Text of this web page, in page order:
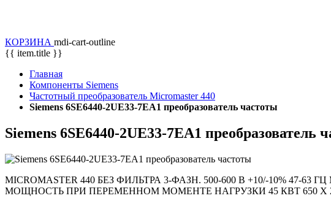
КОРЗИНА mdi-cart-outline
{{ item.title }}
Главная
Компоненты Siemens
Частотный преобразователь Micromaster 440
Siemens 6SE6440-2UE33-7EA1 преобразователь частоты
Siemens 6SE6440-2UE33-7EA1 преобразователь
MICROMASTER 440 БЕЗ ФИЛЬТРА 3-ФАЗН. 500-600 В +10/-10%
МОЩНОСТЬ ПРИ ПЕРЕМЕННОМ МОМЕНТЕ НАГРУЗКИ 45 КВТ 650 X